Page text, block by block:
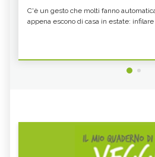
C'è un gesto che molti fanno
appena escono di casa in estate: infilare